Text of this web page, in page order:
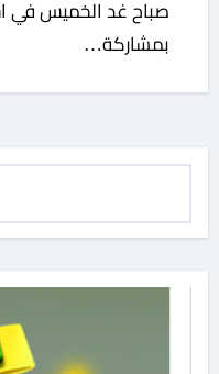
صباح غد الخميس في
بمشاركة…